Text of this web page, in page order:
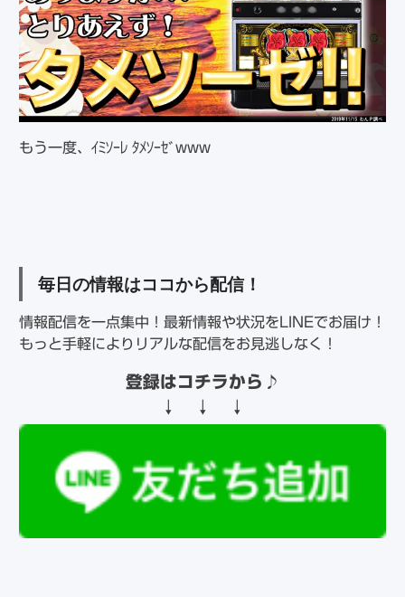
もう一度、ｲﾐｿｰﾚ ﾀﾒｿｰｾﾞwww
毎日の情報はココから配信！
情報配信を一点集中！最新情報や状況をLINEでお届け！
もっと手軽によりリアルな配信をお見逃しなく！
登録はコチラから ♪
↓ ↓ ↓